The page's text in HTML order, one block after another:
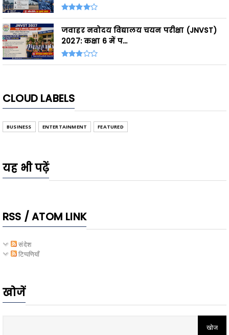
जवाहर नवोदय विद्यालय चयन परीक्षा (JNVST)
2027: कक्षा 6 में प...
CLOUD LABELS
BUSINESS ENTERTAINMENT FEATURED
यह भी पढ़ें
RSS / ATOM LINK
संदेश
टिप्पणियाँ
खोजें